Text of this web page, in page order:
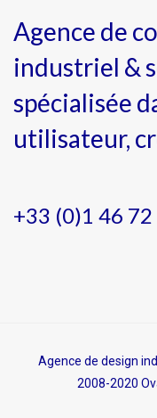
Agence de
industriel &
spécialisée
utilisateur,
+33 (0)1 46
Agence de design
2008-2020